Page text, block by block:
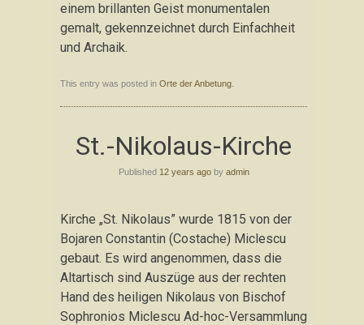
einem brillanten Geist monumentalen
gemalt, gekennzeichnet durch Einfachheit
und Archaik.
This entry was posted in Orte der Anbetung
St.-Nikolaus-Kirche
Published 12 years agoby admin
Kirche „St. Nikolaus” wurde 1815 von der
Bojaren Constantin (Costache) Miclescu
gebaut. Es wird angenommen, dass die
Altartisch sind Auszüge aus der rechten
Hand des heiligen Nikolaus von Bischof
Sophronios Miclescu Ad-hoc-Versammlung